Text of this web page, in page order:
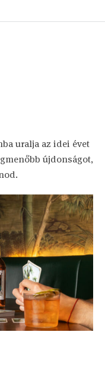
uralja az idei évet
újdonságot,